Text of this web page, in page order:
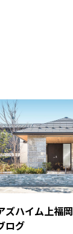
ズハイム上福岡
ログ